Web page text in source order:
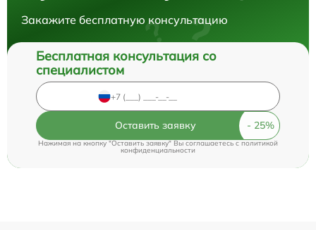
Закажите бесплатную консультацию
Бесплатная консультация со
специалистом
Оставить заявку
Нажимая на кнопку "Оставить заявку" Вы соглашаетесь cполитикой
конфиденциальности